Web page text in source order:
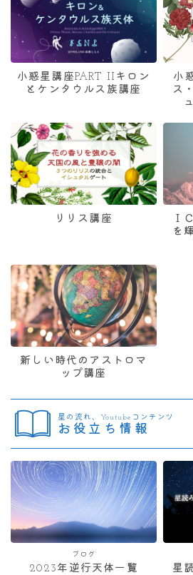
小惑星講座PART IIキロン
とケンタウルス族講座
小
ス
リリス講座
Ｉ
を
新しい時代のアストロマ
ップ講座
星の流れ、Youtubeコンテンツ
お役立ち情報
ブログ
2023年逆行天体一覧
星